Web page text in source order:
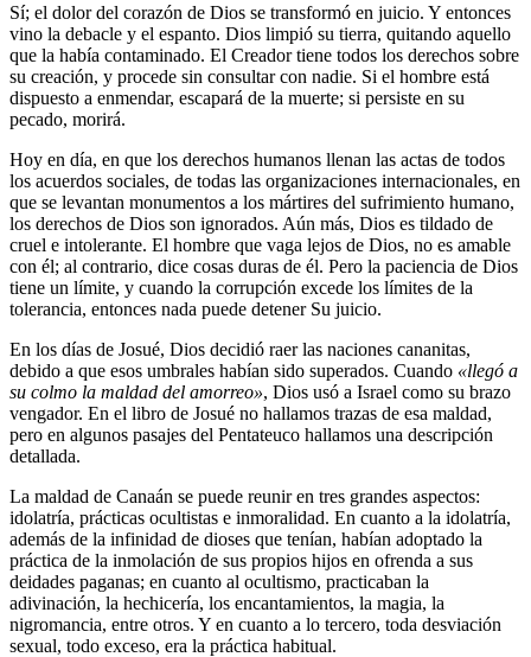
Sí; el dolor del corazón de Dios se transformó en juicio. Y entonces
vino la debacle y el espanto. Dios limpió su tierra, quitando aquello
que la había contaminado. El Creador tiene todos los derechos sobre
su creación, y procede sin consultar con nadie. Si el hombre está
dispuesto a enmendar, escapará de la muerte; si persiste en su
pecado, morirá.
Hoy en día, en que los derechos humanos llenan las actas de todos
los acuerdos sociales, de todas las organizaciones internacionales, en
que se levantan monumentos a los mártires del sufrimiento humano,
los derechos de Dios son ignorados. Aún más, Dios es tildado de
cruel e intolerante. El hombre que vaga lejos de Dios, no es amable
con él; al contrario, dice cosas duras de él. Pero la paciencia de Dios
tiene un límite, y cuando la corrupción excede los límites de la
tolerancia, entonces nada puede detener Su juicio.
En los días de Josué, Dios decidió raer las naciones cananitas,
debido a que esos umbrales habían sido superados. Cuando «llegó a
su colmo la maldad del amorreo», Dios usó a Israel como su brazo
vengador. En el libro de Josué no hallamos trazas de esa maldad,
pero en algunos pasajes del Pentateuco hallamos una descripción
detallada.
La maldad de Canaán se puede reunir en tres grandes aspectos:
idolatría, prácticas ocultistas e inmoralidad. En cuanto a la idolatría,
además de la infinidad de dioses que tenían, habían adoptado la
práctica de la inmolación de sus propios hijos en ofrenda a sus
deidades paganas; en cuanto al ocultismo, practicaban la
adivinación, la hechicería, los encantamientos, la magia, la
nigromancia, entre otros. Y en cuanto a lo tercero, toda desviación
sexual, todo exceso, era la práctica habitual.